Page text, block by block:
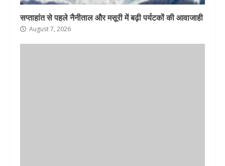
सप्ताहांत से पहले नैनीताल और मसूरी में बढ़ी पर्यटकों की आवाजाही
August 7, 2026